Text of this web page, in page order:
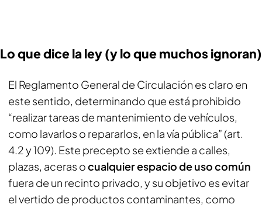
Lo que dice la ley (y lo que muchos ignoran)
El Reglamento General de Circulación es claro en
este sentido, determinando que está prohibido
“realizar tareas de mantenimiento de vehículos,
como lavarlos o repararlos, en la vía pública” (art.
4.2 y 109). Este precepto se extiende a calles,
plazas, aceras ocualquier espacio de uso común
fuera de un recinto privado, y su objetivo es evitar
el vertido de productos contaminantes, como